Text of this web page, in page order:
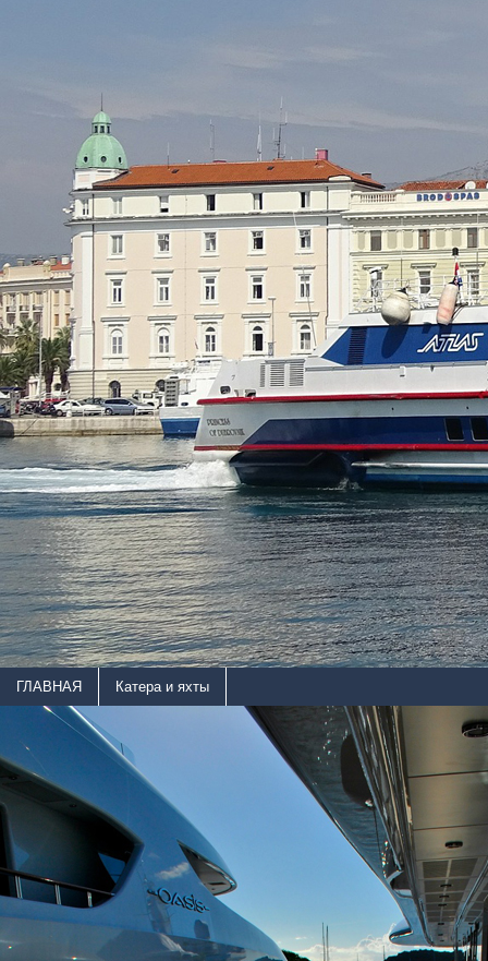
ГЛАВНАЯ Катера и яхты